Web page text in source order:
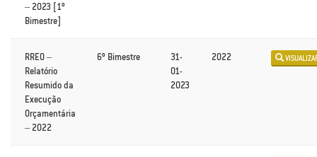
– 2023 [1º
Bimestre]
RREO –
Relatório
Resumido da
Execução
Orçamentária
– 2022
6º Bimestre
31-
01-
2023
2022